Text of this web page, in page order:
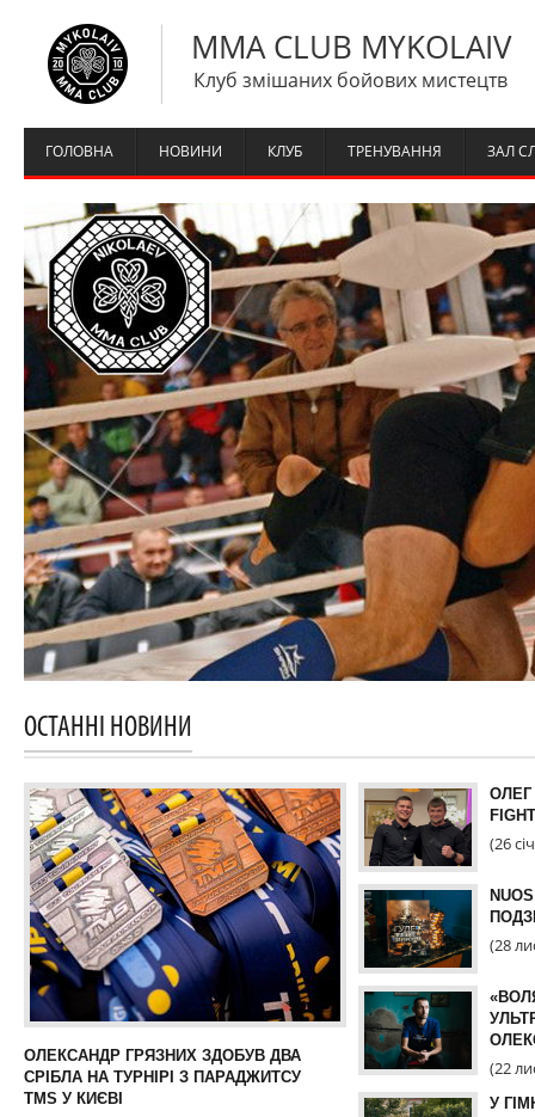
MMA CLUB MYKOLAIV
Клуб змішаних бойових мистецтв
ГОЛОВНА НОВИНИ КЛУБ ТРЕНУВАННЯ ЗАЛ
0
1
2
ОСТАННІ НОВИНИ
ОЛЕКСАНДР ГРЯЗНИХ ЗДОБУВ ДВА
СРІБЛА НА ТУРНІРІ З ПАРАДЖИТСУ
ТМS У КИЄВІ
ОЛЕГ
(26
(28
(22
У